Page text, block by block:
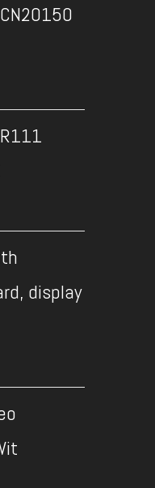
display